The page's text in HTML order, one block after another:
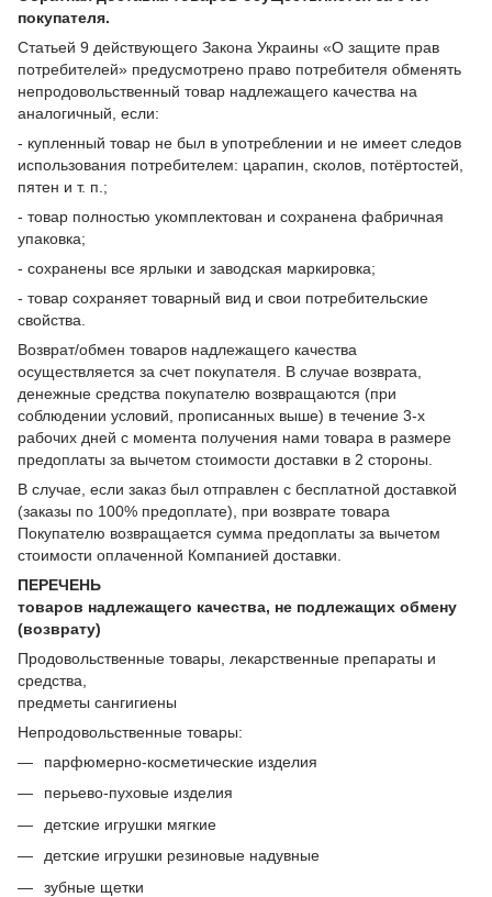
покупателя.
Статьей 9 действующего Закона Украины «О защите прав
потребителей» предусмотрено право потребителя обменять
непродовольственный товар надлежащего качества на
аналогичный, если:
- купленный товар не был в употреблении и не имеет следов
использования потребителем: царапин, сколов, потёртостей,
пятен и т. п.;
- товар полностью укомплектован и сохранена фабричная
упаковка;
- сохранены все ярлыки и заводская маркировка;
- товар сохраняет товарный вид и свои потребительские
свойства.
Возврат/обмен товаров надлежащего качества
осуществляется за счет покупателя. В случае возврата,
денежные средства покупателю возвращаются (при
соблюдении условий, прописанных выше) в течение 3-х
рабочих дней с момента получения нами товара в размере
предоплаты за вычетом стоимости доставки в 2 стороны.
В случае, если заказ был отправлен с бесплатной доставкой
(заказы по 100% предоплате), при возврате товара
Покупателю возвращается сумма предоплаты за вычетом
стоимости оплаченной Компанией доставки.
ПЕРЕЧЕНЬ
товаров надлежащего качества, не подлежащих обмену
(возврату)
Продовольственные товары, лекарственные препараты и
средства,
предметы сангигиены
Непродовольственные товары:
парфюмерно-косметические изделия
перьево-пуховые изделия
детские игрушки мягкие
детские игрушки резиновые надувные
зубные щетки